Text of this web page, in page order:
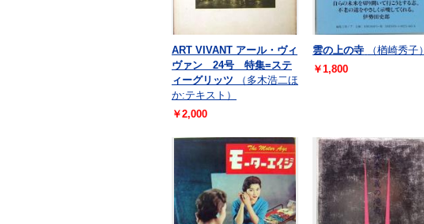
ART VIVANT アール・ヴィ
ヴァン 24号 特集=ステ
ィーグリッツ
（多木浩二ほ
か:テキスト）
￥2,000
雲の上の寺
（楢崎秀子）
￥1,800